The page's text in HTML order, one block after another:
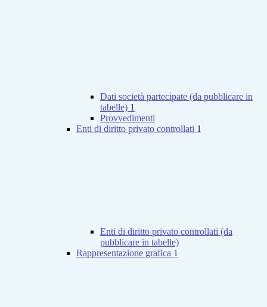
Dati società partecipate (da pubblicare in
tabelle) 1
Provvedimenti
Enti di diritto privato controllati 1
Enti di diritto privato controllati (da
pubblicare in tabelle)
Rappresentazione grafica 1